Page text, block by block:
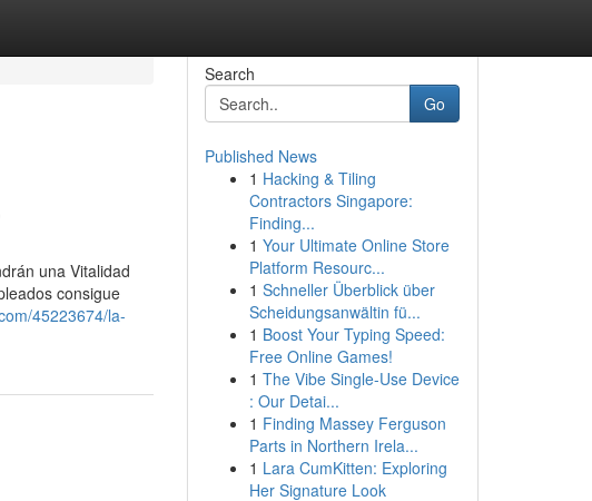
una Vitalidad
consigue
45223674/la-
Search
Go
Published News
1 Hacking & Tiling
Contractors Singapore:
Finding...
1 Your Ultimate Online Store
Platform Resourc...
1 Schneller Überblick über
Scheidungsanwältin fü...
1 Boost Your Typing Speed:
Free Online Games!
1 The Vibe Single-Use Device
: Our Detai...
1 Finding Massey Ferguson
Parts in Northern Irela...
1 Lara CumKitten: Exploring
Her Signature Look